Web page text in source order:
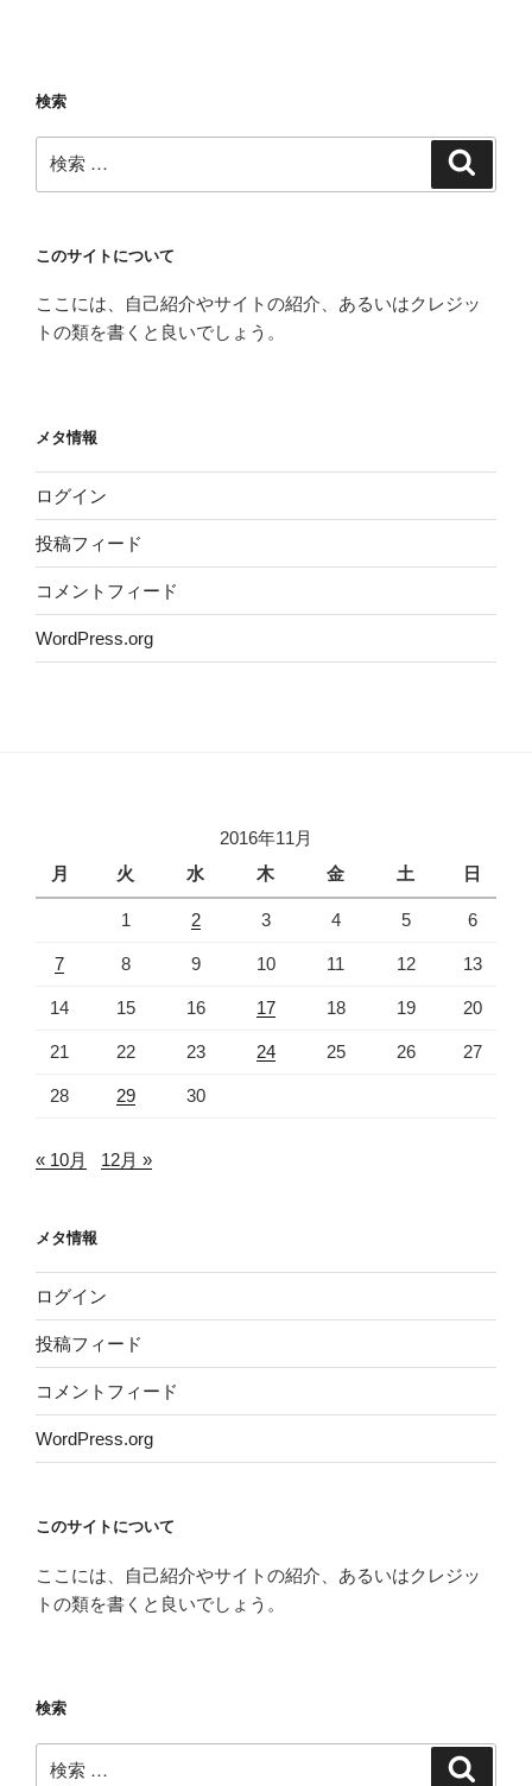
ン
検索
索:
このサイトについて
ここには、自己紹介やサイトの紹介、あるいはクレジッ
トの類を書くと良いでしょう。
メタ情報
ログイン
投稿フィード
コメントフィード
WordPress.org
2016年11月
月
火 水 木 金 土 日
1 2 3 4 5 6
7 8 9 10 11 12 13
14 15 16 17 18 19 20
21 22 23 24 25 26 27
28 29 30
« 10月 12月 »
メタ情報
ログイン
投稿フィード
コメントフィード
WordPress.org
このサイトについて
ここには、自己紹介やサイトの紹介、あるいはクレジッ
トの類を書くと良いでしょう。
検索